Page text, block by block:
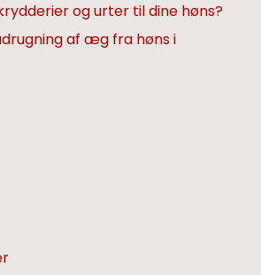
og urter til dine høns?
af æg fra høns i